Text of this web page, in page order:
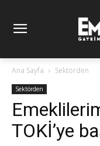
Ana Sayfa Sektörden
Sektörden
TOKİ’ye